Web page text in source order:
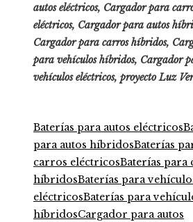
autos eléctricos, Cargador para
eléctricos, Cargador para autos
Cargador para carros híbridos,
para vehículos híbridos, Cargador
vehículos eléctricos, proyectoLuz
Baterías para autos eléctricos
para autos híbridosBaterías
carros eléctricosBaterías para
híbridosBaterías para
eléctricosBaterías para
híbridosCargador para autos